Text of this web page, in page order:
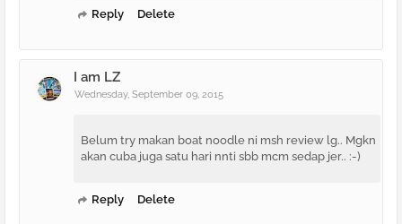
Reply Delete
I am LZ
Wednesday, September 09, 2015
Belum try makan boat noodle ni msh review lg.. Mgkn
akan cuba juga satu hari nnti sbb mcm sedap jer.. :-)
Reply Delete